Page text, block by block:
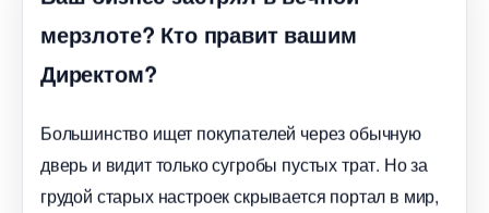
мерзлоте? Кто правит вашим
Директом?
Большинство ищет покупателей через обычную
дверь и видит только сугробы пустых трат. Но за
рудой старых настроек скрывается портал в мир,